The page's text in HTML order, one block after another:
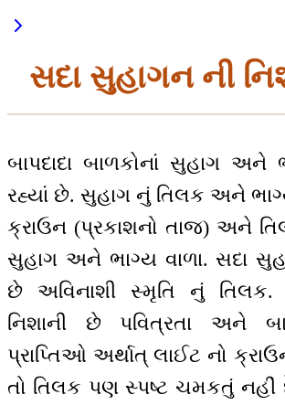
સદા સુહાગન ની
બાપદાદા બાળકોનાં સુહાગ
રહ્યાં છે. સુહાગ નું તિલક અને
ક્રાઉન (પ્રકાશનો તાજ) અને
સુહાગ અને ભાગ્ય વાળા. સદા
છે અવિનાશી સ્મૃતિ નું તિલક.
નિશાની છે પવિત્રતા અને
પ્રાપ્તિઓ અર્થાત્ લાઈટ નો
તો તિલક પણ સ્પષ્ટ ચમકતું